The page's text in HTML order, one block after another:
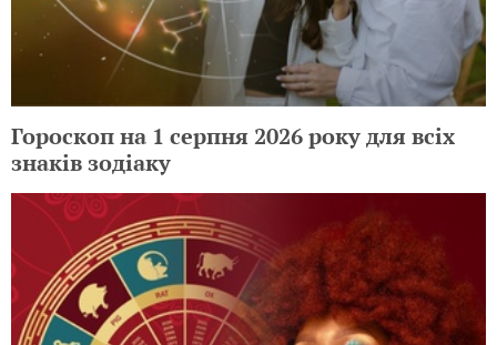
Гороскоп на 1 серпня 2026 року для всіх
знаків зодіаку